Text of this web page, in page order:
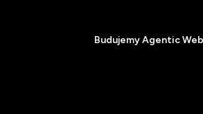
Budujemy Agentic Web